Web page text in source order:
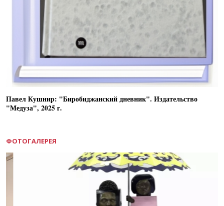
Павел Кушнир: "Биробиджанский дневник". Издательство
"Медуза", 2025 г.
ФОТОГАЛЕРЕЯ